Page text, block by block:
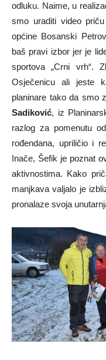
odluku. Naime, u
smo uraditi video
općine Bosanski
baš pravi izbor jer je
sportova „Crni vrh“.
Osječenicu ali jeste
planinare tako da smo
Sadiković, iz
razlog za pomenutu
rođendana, upriličio i
Inače, Šefik je poznat
aktivnostima. Kako
manjkava valjalo je
pronalaze svoja